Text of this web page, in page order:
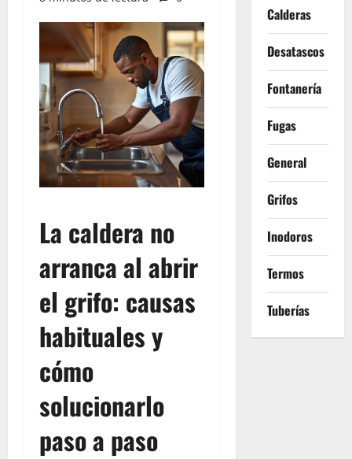
La caldera no
arranca al abrir
el grifo: causas
habituales y
cómo
solucionarlo
paso a paso
Calderas
Desatascos
Fontanería
Fugas
General
Grifos
Inodoros
Termos
Tuberías